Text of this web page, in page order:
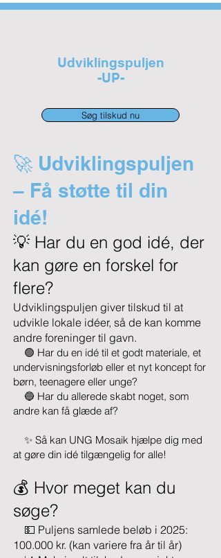
Udviklingspuljen
-UP-
Søg tilskud nu
🚀 Udviklingspuljen
– Få støtte til din
idé!
💡 Har du en god idé, der
kan gøre en forskel for
flere?
Udviklingspuljen giver tilskud til at
udvikle lokale idéer, så de kan komme
andre foreninger til gavn.
🟢 Har du en idé til et godt materiale, et
undervisningsforløb eller et nyt koncept for
børn, teenagere eller unge?
🔵 Har du allerede skabt noget, som
andre kan få glæde af?
✨ Så kan UNG Mosaik hjælpe dig med
at gøre din idé tilgængelig for alle!
💰 Hvor meget kan du
søge?
💵 Puljens samlede beløb i 2025:
100.000 kr. (kan variere fra år til år)